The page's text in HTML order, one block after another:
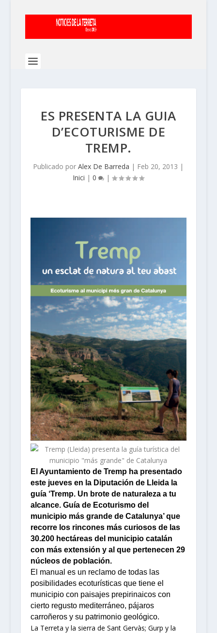
ES PRESENTA LA GUIA
D’ECOTURISME DE
TREMP.
Publicado porAlex De Barreda | Feb 20, 2013 |
Inici |0 |
El Ayuntamiento de Tremp ha presentado
este jueves en la Diputación de Lleida la
guía ‘Tremp. Un brote de naturaleza a tu
alcance. Guía de Ecoturismo del
municipio más grande de Catalunya’ que
recorre los rincones más curiosos de las
30.200 hectáreas del municipio catalán
con más extensión y al que pertenecen 29
núcleos de población.
El manual es un reclamo de todas las
posibilidades ecoturísticas que tiene el
municipio con paisajes prepirinaicos con
cierto regusto mediterráneo, pájaros
carroñeros y su patrimonio geológico.
La Terreta y la sierra de Sant Gervàs; Gurp y la